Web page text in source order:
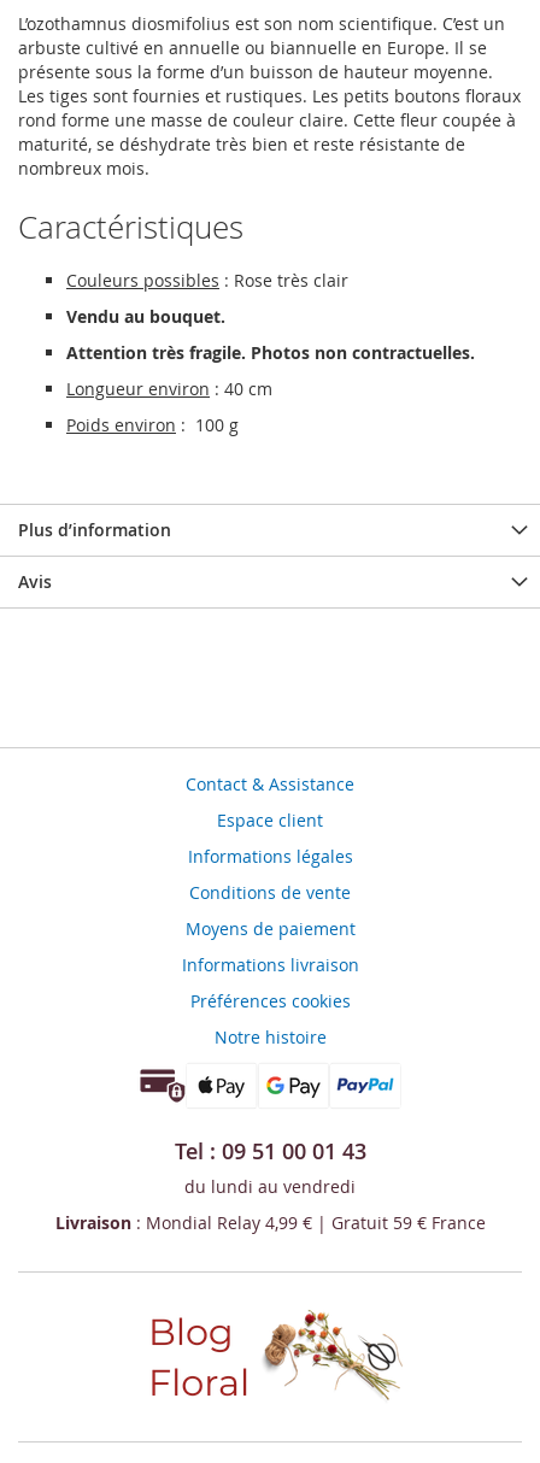
L’ozothamnus diosmifolius est son nom scientifique. C’est un
arbuste cultivé en annuelle ou biannuelle en Europe. Il se
présente sous la forme d’un buisson de hauteur moyenne.
Les tiges sont fournies et rustiques. Les petits boutons floraux
rond forme une masse de couleur claire. Cette fleur coupée à
maturité, se déshydrate très bien et reste résistante de
nombreux mois.
Caractéristiques
Couleurs possibles : Rose très clair
Vendu au bouquet.
Attention très fragile. Photos non contractuelles.
Longueur environ : 40 cm
Poids environ : 100 g
Plus d’information
Avis
Contact & Assistance
Espace client
Informations légales
Conditions de vente
Moyens de paiement
Informations livraison
Préférences cookies
Notre histoire
Tel : 09 51 00 01 43
du lundi au vendredi
Livraison: Mondial Relay 4,99 € | Gratuit 59 € France